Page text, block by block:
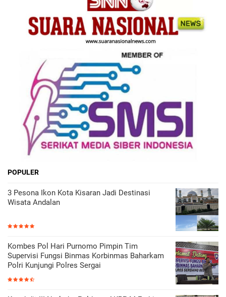
POPULER
3 Pesona Ikon Kota Kisaran Jadi Destinasi
Wisata Andalan
Kombes Pol Hari Purnomo Pimpin Tim
Supervisi Fungsi Binmas Korbinmas Baharkam
Polri Kunjungi Polres Sergai